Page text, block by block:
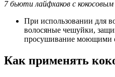
7 бьюти лайфхаков с
При использовании для
волосяные чешуйки,
просушивание моющими
Как применять